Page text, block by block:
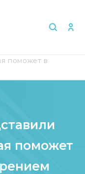
поможет в
поможет